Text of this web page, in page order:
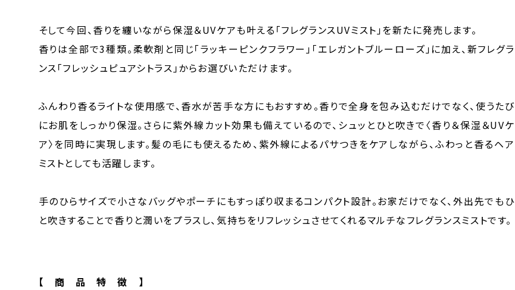
そして今回、香りを纏いながら保湿＆UVケアも叶える「フレグランスUVミスト」を新たに発売します。
香りは全部で3種類。柔軟剤と同じ「ラッキーピンクフラワー」「エレガントブルーローズ」に加え、新フレグラ
ンス「フレッシュピュアシトラス」からお選びいただけます。
ふんわり香るライトな使用感で、香水が苦手な方にもおすすめ。香りで全身を包み込むだけでなく、使うたび
にお肌をしっかり保湿。さらに紫外線カット効果も備えているので、シュッとひと吹きで〈香り＆保湿＆UVケ
ア〉を同時に実現します。髪の毛にも使えるため、紫外線によるパサつきをケアしながら、ふわっと香るヘア
ミストとしても活躍します。
手のひらサイズで小さなバッグやポーチにもすっぽり収まるコンパクト設計。お家だけでなく、外出先でもひ
と吹きすることで香りと潤いをプラスし、気持ちをリフレッシュさせてくれるマルチなフレグランスミストです。
【 商 品 特 徴 】